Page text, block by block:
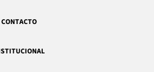
CONTACTO